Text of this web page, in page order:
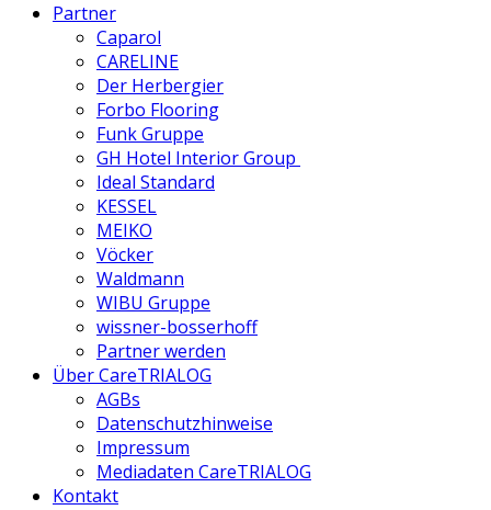
Partner
Caparol
CARELINE
Der Herbergier
Forbo Flooring
Funk Gruppe
GH Hotel Interior Group
Ideal Standard
KESSEL
MEIKO
Vöcker
Waldmann
WIBU Gruppe
wissner-bosserhoff
Partner werden
Über CareTRIALOG
AGBs
Datenschutzhinweise
Impressum
Mediadaten CareTRIALOG
Kontakt